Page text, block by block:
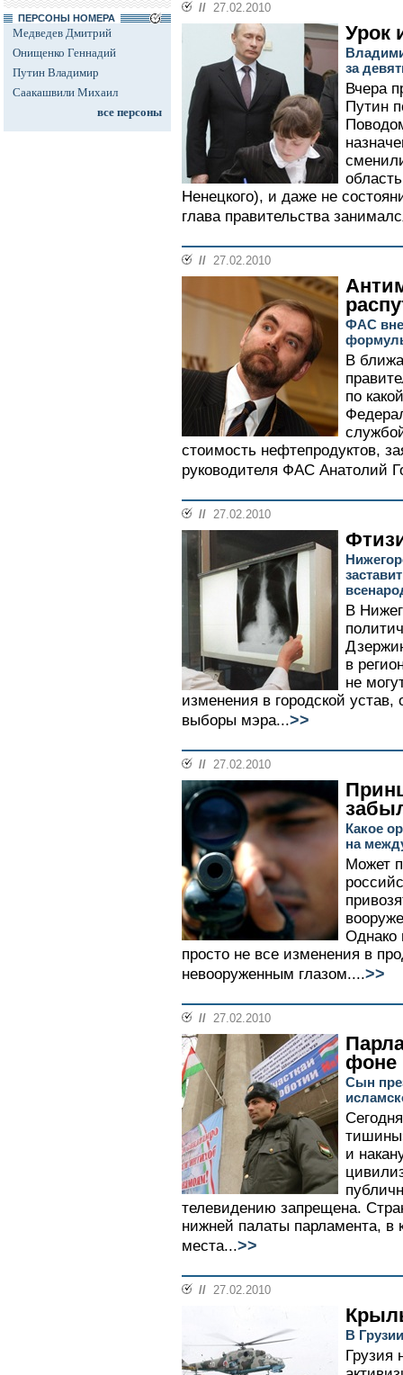
ПЕРСОНЫ НОМЕРА
Медведев Дмитрий
Онищенко Геннадий
Путин Владимир
Саакашвили Михаил
все персоны
// 27.02.2010
Урок
за
Вчера
Путин
Ненецкого), и даже не
глава правительства
// 27.02.2010
ФАС
В
по
стоимость нефтепродуктов,
руководителя ФАС Анатолий
// 27.02.2010
В
в
не
изменения в городской
выборы мэра...>>
// 27.02.2010
Какое
на
Может
Однако
просто не все изменения в
невооруженным глазом....>>
// 27.02.2010
фоне
Сын
и
телевидению запрещена.
нижней палаты парламента, в
места...>>
// 27.02.2010
В
Грузия